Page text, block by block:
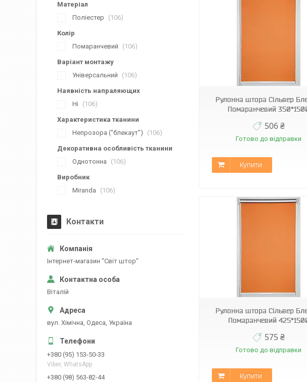
Рулонна штора Сільвер
Помаранчевий
506 ₴
Готово до відправки
Купити
Н-060
Рулонна штора Сільвер
Помаранчевий
575 ₴
Готово до відправки
Купити
Матеріал
Поліестер
106
Колір
Помаранчевий
106
Варіант монтажу
Універсальний
106
Наявність напраляющих
Ні
106
Характеристика тканини
Непрозора ("блекаут")
106
Декоративна особливість тканини
Однотонна
106
Виробник
Miranda
106
Контакти
Iнтернет-магазин "Свiт штор"
Вiталiй
вул. Хiмiчна, Одеса, Україна
+380 (95) 153-50-33
Viber, WhatsApp
+380 (98) 563-82-44